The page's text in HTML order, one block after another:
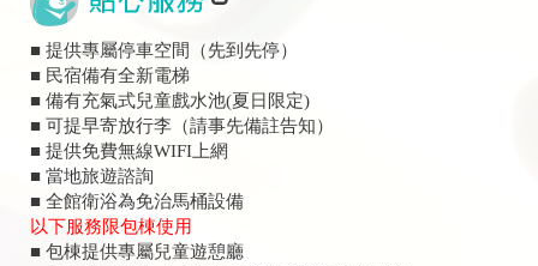
■ 提供專屬停車空間（先到先停）
■ 民宿備有全新電梯
​■ 備有充氣式兒童戲水池(夏日限定)
■ 可提早寄放行李（請事先備註告知）
■ 提供免費無線WIFI上網
■ 當地旅遊諮詢
■ 全館衛浴為免治馬桶設備
以下服務限包棟使用
■ 包棟提供專屬兒童遊憩廳